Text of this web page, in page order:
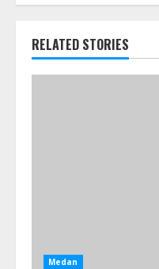
RELATED STORIES
Medan